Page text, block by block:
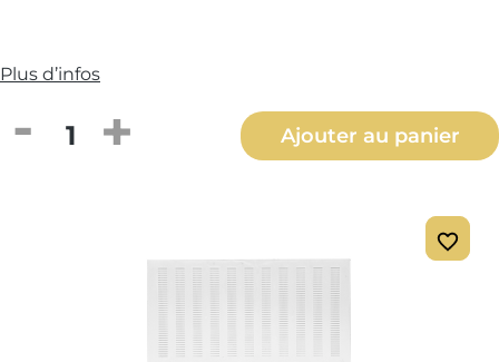
Plus d’infos
Quantité de produit : Entrez la
Ajouter au panier